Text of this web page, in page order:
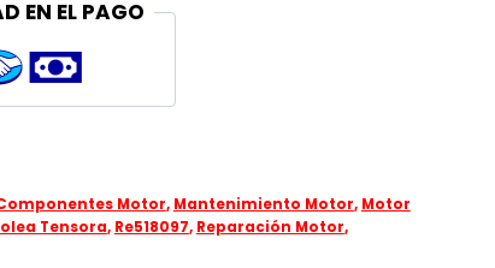
EN EL PAGO
Motor, Mantenimiento Motor, Motor
Tensora, Re518097, Reparación Motor,